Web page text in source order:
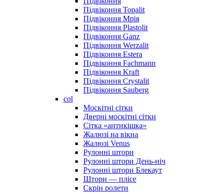
Підвіконня Topalit
Підвіконня Мрія
Підвіконня Plastolit
Підвіконня Ganz
Підвіконня Werzalit
Підвіконня Estera
Підвіконня Fachmann
Підвіконня Kraft
Підвіконня Crystalit
Підвіконня Sauberg
col
Москітні сітки
Дверні москітні сітки
Сітка «антикішка»
Жалюзі на вікна
Жалюзі Venus
Рулонні штори
Рулонні штори День-ніч
Рулонні штори Блекаут
Штори — плісе
Скрін ролети